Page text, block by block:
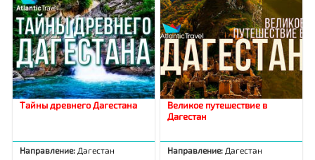
Тайны древнего Дагестана
Направление: Дагестан
Великое путешествие в
Дагестан
Направление: Дагестан